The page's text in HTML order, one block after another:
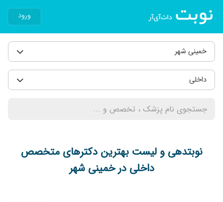
ورود
خمینی شهر
داخلی
نوبتدهی و لیست بهترین دکترهای متخصص
داخلی در خمینی شهر